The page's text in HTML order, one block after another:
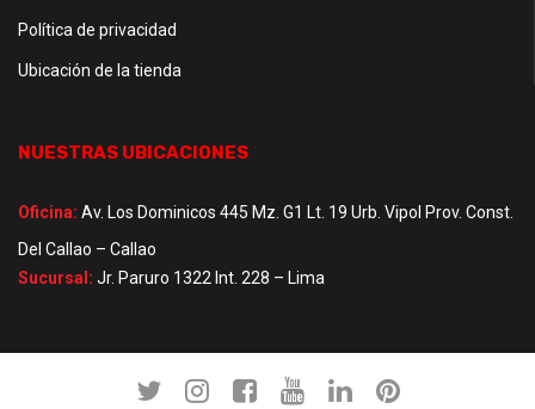
Política de privacidad
Ubicación de la tienda
NUESTRAS UBICACIONES
Oficina: Av. Los Dominicos 445 Mz. G1 Lt. 19 Urb. Vipol Prov. Const.
Del Callao – Callao
Sucursal: Jr. Paruro 1322 Int. 228 – Lima